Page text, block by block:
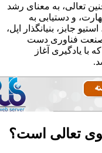
تعالی، به معنای رشد
و دستیابی به
جابز، بنیانگذار اپل،
صنعت فناوری دست
یادگیری آغاز
تعالی است؟